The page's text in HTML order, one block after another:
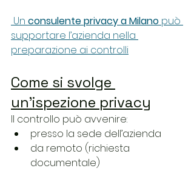
Un consulente privacy a Milano può
supportare l’azienda nella
preparazione ai controlli
Come si svolge
un’ispezione privacy
Il controllo può avvenire:
presso la sede dell’azienda
da remoto (richiesta
documentale)